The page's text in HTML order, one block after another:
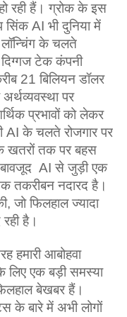
रही हैं। ग्रोक के इस
AI भी दुनिया में
के चलते
दिग्‍गज टेक कंपनी
21 बिलियन डॉलर
पर
प्रभावों को लेकर
के चलते रोजगार पर
खतरों तक पर बहस
बावजूद AI से जुड़ी एक
तकरीबन नदारद है।
जो फिलहाल ज्‍यादा
है।
आबोहवा
लिए एक बड़ी समस्‍या
बेखबर हैं।
के बारे में अभी लोगों